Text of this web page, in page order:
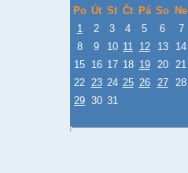
Po Út St Čt Pá So Ne
1
2 3 4 5 6
7
8
9 10 11 12 13
14
15 16 17 18 19 20
21
22 23 24 25 26 27
28
29 30 31